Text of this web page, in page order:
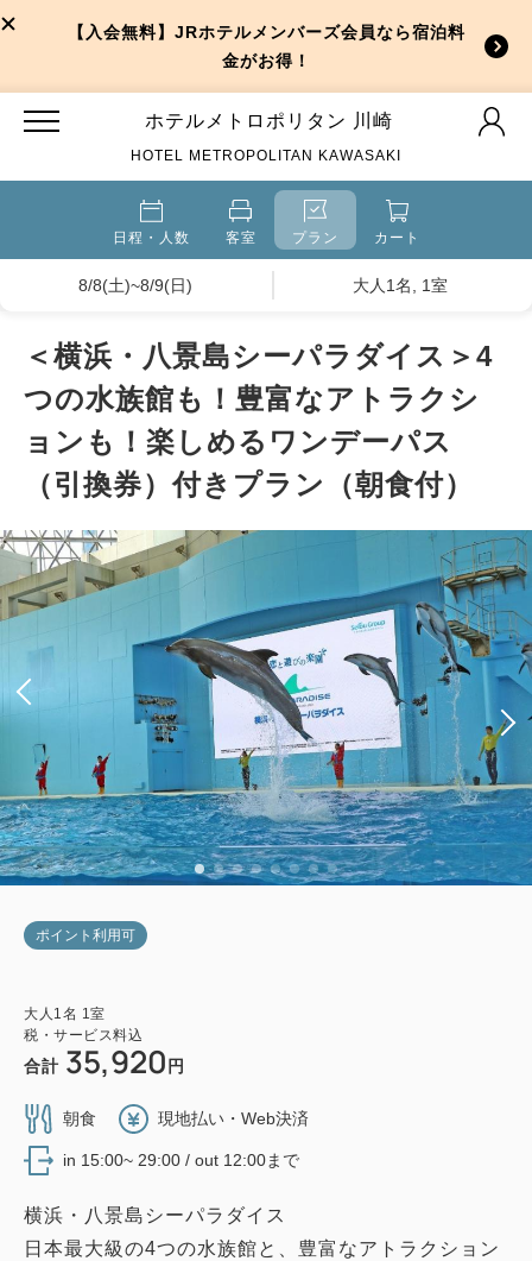
【入会無料】JRホテルメンバーズ会員なら宿泊料
金がお得！
ホテルメトロポリタン 川崎
HOTEL METROPOLITAN KAWASAKI
日程・人数 客室 プラン カート
8/8(土)~8/9(日) 大人1名, 1室
＜横浜・八景島シーパラダイス＞4
つの水族館も！豊富なアトラクシ
ョンも！楽しめるワンデーパス
（引換券）付きプラン（朝食付）
ポイント利用可
大人 1 名 1 室
税・サービス料込
合計 35,920 円
朝食 現地払い・Web決済
in 15:00~ 29:00 / out 12:00まで
横浜・八景島シーパラダイス
日本最大級の4つの水族館と、豊富なアトラクション